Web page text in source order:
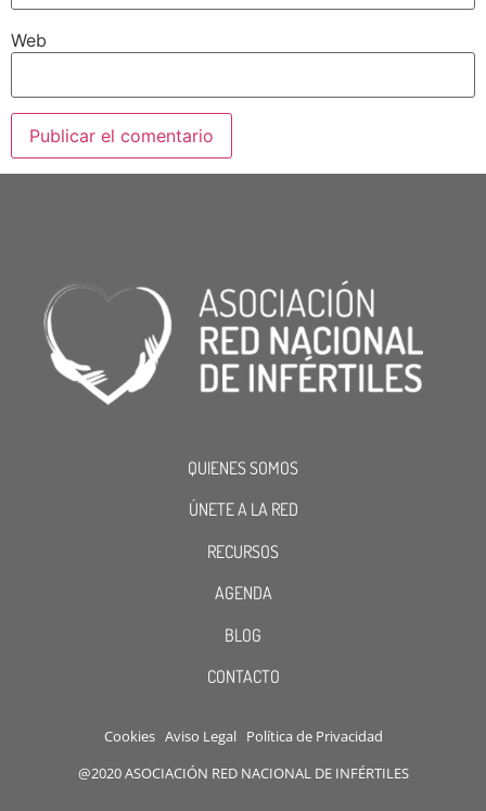
Web
QUIENES SOMOS
ÚNETE A LA RED
RECURSOS
AGENDA
BLOG
CONTACTO
Cookies Aviso Legal Política de Privacidad
@2020 ASOCIACIÓN RED NACIONAL DE INFÉRTILES